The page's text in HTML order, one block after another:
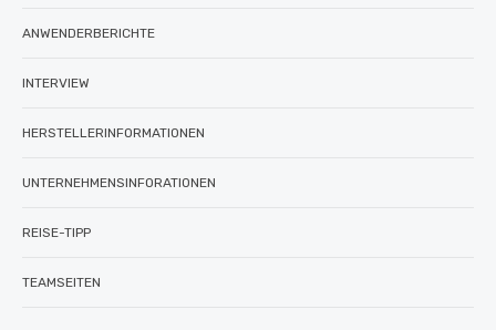
ANWENDERBERICHTE
INTERVIEW
HERSTELLERINFORMATIONEN
UNTERNEHMENSINFORATIONEN
REISE-TIPP
TEAMSEITEN